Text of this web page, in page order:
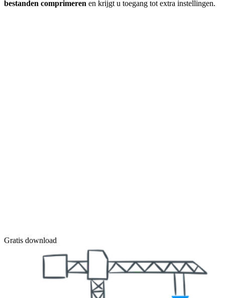
bestanden comprimeren en krijgt u toegang tot extra instellingen.
Gratis download